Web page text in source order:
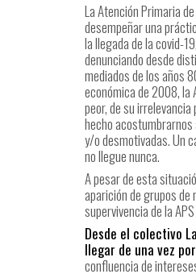
La Atención Primaria
desempeñar una
la llegada de la covid-
denunciando desde
mediados de los años
económica de 2008, la
peor, de su
hecho
y/o desmotivadas. Un
no llegue nunca.
A pesar de esta
aparición de grupos
supervivencia de la
Desde el colectivo
llegar de una vez
confluencia de